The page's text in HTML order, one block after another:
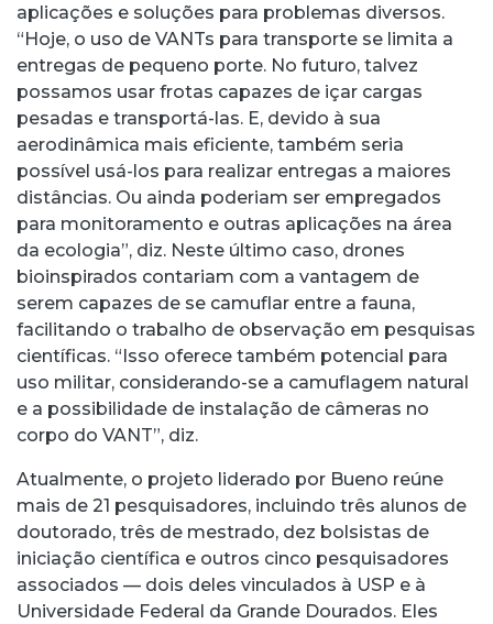
aplicações e soluções para problemas diversos.
“Hoje, o uso de VANTs para transporte se limita a
entregas de pequeno porte. No futuro, talvez
possamos usar frotas capazes de içar cargas
pesadas e transportá-las. E, devido à sua
aerodinâmica mais eficiente, também seria
possível usá-los para realizar entregas a maiores
distâncias. Ou ainda poderiam ser empregados
para monitoramento e outras aplicações na área
da ecologia”, diz. Neste último caso, drones
bioinspirados contariam com a vantagem de
serem capazes de se camuflar entre a fauna,
facilitando o trabalho de observação em pesquisas
científicas. “Isso oferece também potencial para
uso militar, considerando-se a camuflagem natural
e a possibilidade de instalação de câmeras no
corpo do VANT”, diz.
Atualmente, o projeto liderado por Bueno reúne
mais de 21 pesquisadores, incluindo três alunos de
doutorado, três de mestrado, dez bolsistas de
iniciação científica e outros cinco pesquisadores
associados — dois deles vinculados à USP e à
Universidade Federal da Grande Dourados. Eles